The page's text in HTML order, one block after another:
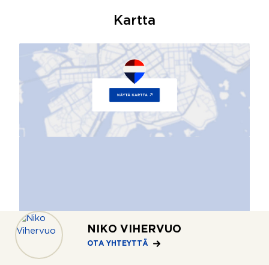
NIKO VIHERVUO
OTA YHTEYTTÄ
Kartta